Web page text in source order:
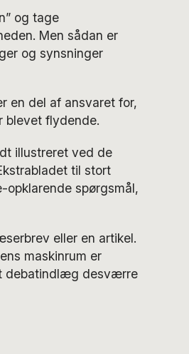
og tage
Men sådan er
og synsninger
en del af ansvaret for,
blevet flydende.
illustreret ved de
til stort
opklarende spørgsmål,
eller en artikel.
maskinrum er
debatindlæg desværre